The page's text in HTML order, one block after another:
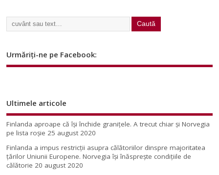
Urmăriți-ne pe Facebook:
Ultimele articole
Finlanda aproape că își închide granițele. A trecut chiar și Norvegia
pe lista roșie 25 august 2020
Finlanda a impus restricţii asupra călătoriilor dinspre majoritatea
ţărilor Uniunii Europene. Norvegia își înăsprește condițiile de
călătorie 20 august 2020